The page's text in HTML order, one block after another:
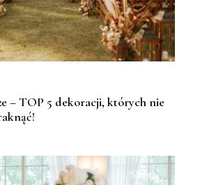
– TOP 5 dekoracji, których nie
Ślubnie